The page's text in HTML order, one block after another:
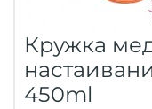
Кружка
450ml